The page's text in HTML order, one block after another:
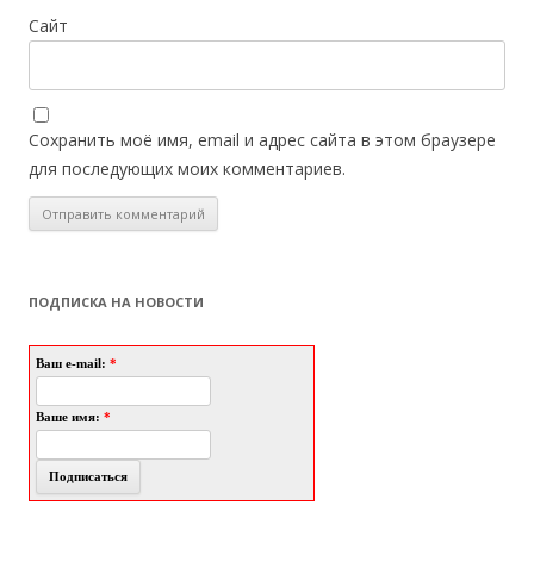
Сайт
Сохранить моё имя, email и адрес сайта в этом браузере
для последующих моих комментариев.
ПОДПИСКА НА НОВОСТИ
Ваш e-mail: *
Ваше имя: *